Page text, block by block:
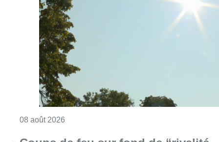
Coups de feu sur fond de “rivalité
amoureuse” à Uccle: une personne
blessée à la jambe